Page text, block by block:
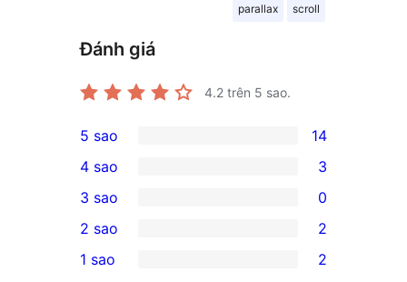
parallax scroll
Đánh giá
4.2 trên 5 sao.
14
5-
star
reviews
5 sao 14
4-
star
reviews
4 sao 3
0
3-
star
3 sao 0
2-
2 sao 2
1 sao 2